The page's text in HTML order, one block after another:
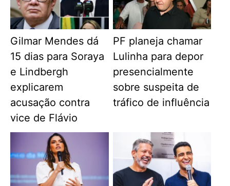
Gilmar Mendes dá
15 dias para Soraya
e Lindbergh
explicarem
acusação contra
vice de Flávio
PF planeja chamar
Lulinha para depor
presencialmente
sobre suspeita de
tráfico de influência